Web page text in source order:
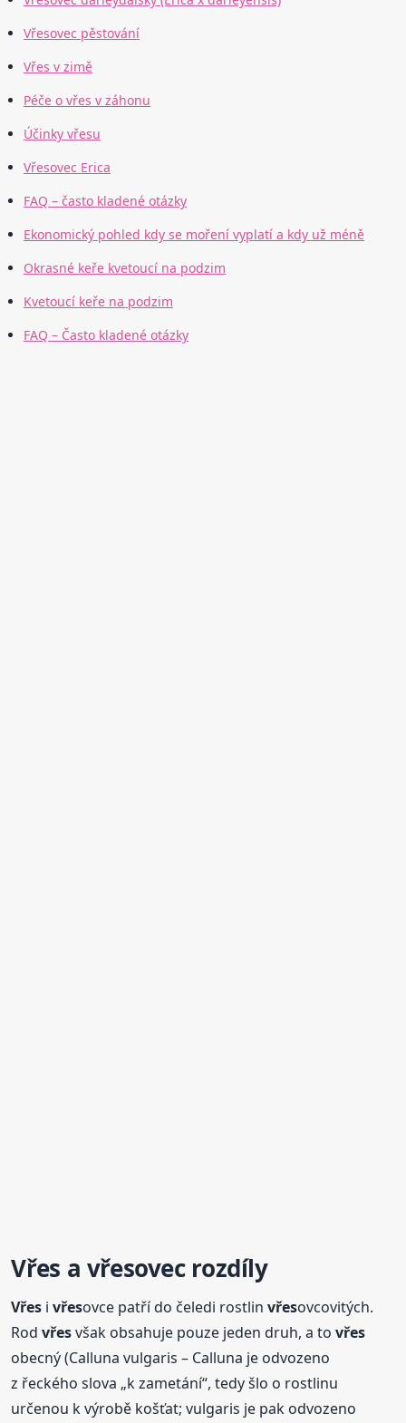
Vřesovec pěstování
Vřes v zimě
Péče o vřes v záhonu
Účinky vřesu
Vřesovec Erica
FAQ – často kladené otázky
Ekonomický pohled kdy se moření vyplatí a kdy už méně
Okrasné keře kvetoucí na podzim
Kvetoucí keře na podzim
FAQ – Často kladené otázky
Vřes a vřesovec rozdíly
Vřes ivřesovce patří do čeledi rostlinvřesovcovitých.
Rodvřesvšak obsahuje pouze jeden druh, a tovřes
obecný (Calluna vulgaris – Calluna je odvozeno
z řeckého slova „k zametání“, tedy šlo o rostlinu
určenou k výrobě košťat; vulgaris je pak odvozeno